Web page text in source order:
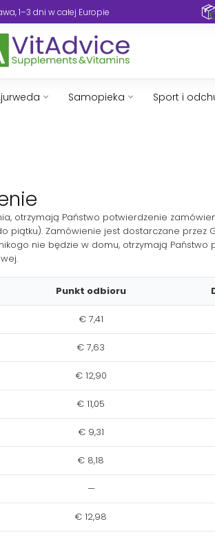
1–3 dni w całej Europie
Samopieka Sport i
otrzymają Państwo potwierdzenie
piątku). Zamówienie jest dostarczane przez
nie będzie w domu, otrzymają
Punkt odbioru
€ 7,41
€ 7,63
€ 12,90
€ 11,05
€ 9,31
€ 8,18
—
€ 12,98